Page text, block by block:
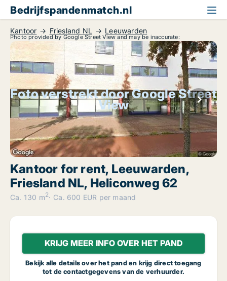
Bedrijfspandenmatch.nl
Kantoor Friesland NL Leeuwarden
Photo provided by Google Street View and may be inaccurate:
Foto verstrekt door Google Street
View
Kantoor for rent, Leeuwarden,
Friesland NL, Heliconweg 62
Ca. 130 m2 Ca. 600 EUR per maand
KRIJG MEER INFO OVER HET PAND
Bekijk alle details over het pand en krijg direct toegang
tot de contactgegevens van de verhuurder.